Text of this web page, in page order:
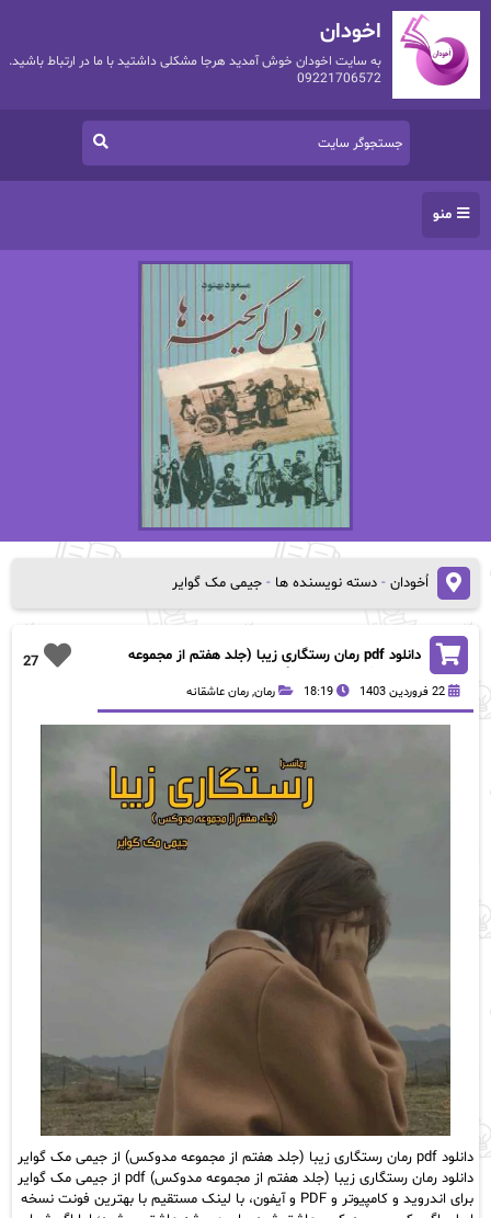
اخودان
به سایت اخودان خوش آمدید هرجا مشکلی داشتید با ما در ارتباط باشید.
09221706572
منو
اُخودان- دسته نویسنده ها - جیمی مک گوایر
27
دانلود pdf رمان رستگاری زیبا (جلد هفتم از مجموعه
22 فروردین 1403 18:19 رمان, رمان عاشقانه
دانلود pdf رمان رستگاری زیبا (جلد هفتم از مجموعه مدوکس) از جیمی مک گوایر
دانلود رمان رستگاری زیبا (جلد هفتم از مجموعه مدوکس) pdf از جیمی مک گوایر
برای اندروید و کامپیوتر و PDF و آیفون، با لینک مستقیم با بهترین فونت نسخه